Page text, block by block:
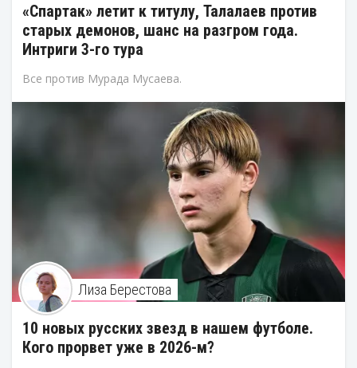
«Спартак» летит к титулу, Талалаев против
старых демонов, шанс на разгром года.
Интриги 3-го тура
Все против Мурада Мусаева.
Лиза Берестова
10 новых русских звезд в нашем футболе.
Кого прорвет уже в 2026-м?